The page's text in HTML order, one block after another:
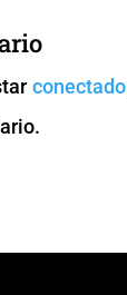
A
p
p k
er
conectado